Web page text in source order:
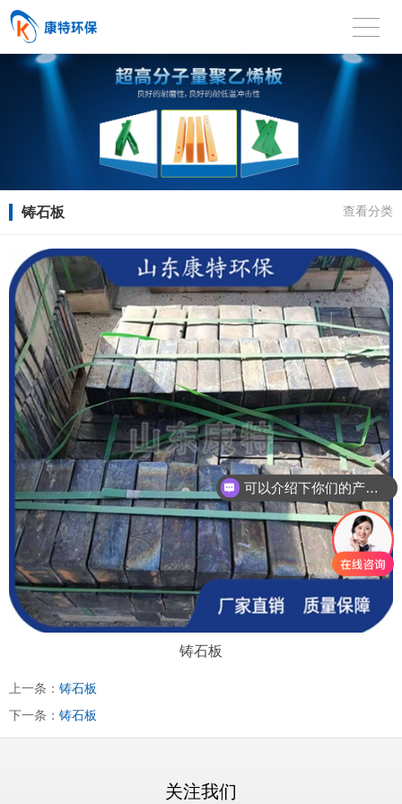
铸石板 查看分类
铸石板
上一条： 铸石板
下一条： 铸石板
关注我们
可以介绍下你们的产品么？